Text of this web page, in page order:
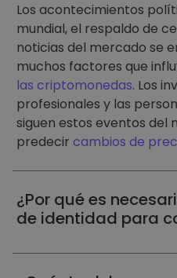
Los acontecimientos
mundial, el respaldo de
noticias del mercado se
muchos factores que
las criptomonedas. Los
profesionales y las
siguen estos eventos del
predecir cambios de
¿Por qué es
de identidad para